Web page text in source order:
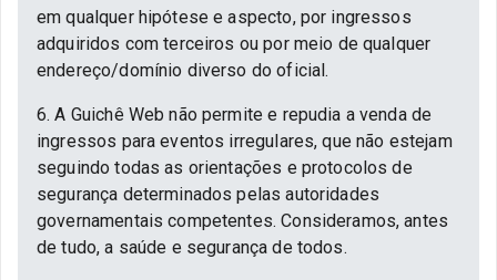
em qualquer hipótese e aspecto, por ingressos
adquiridos com terceiros ou por meio de qualquer
endereço/domínio diverso do oficial.
6. A Guichê Web não permite e repudia a venda de
ingressos para eventos irregulares, que não estejam
seguindo todas as orientações e protocolos de
segurança determinados pelas autoridades
governamentais competentes. Consideramos, antes
de tudo, a saúde e segurança de todos.